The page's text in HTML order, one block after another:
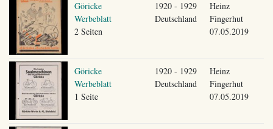
Göricke
Werbeblatt
2 Seiten
1920 - 1929
Deutschland
Heinz
Fingerhut
07.05.2019
Göricke
Werbeblatt
1 Seite
1920 - 1929
Deutschland
Heinz
Fingerhut
07.05.2019